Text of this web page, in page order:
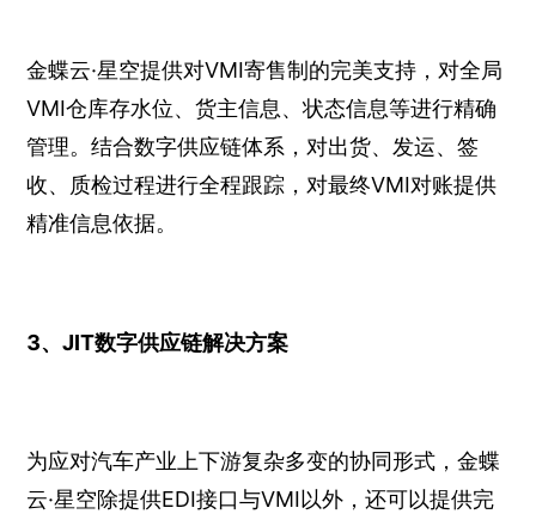
金蝶云·星空提供对VMI寄售制的完美支持，对全局
VMI仓库存水位、货主信息、状态信息等进行精确
管理。结合数字供应链体系，对出货、发运、签
收、质检过程进行全程跟踪，对最终VMI对账提供
精准信息依据。
3、JIT数字供应链解决方案
为应对汽车产业上下游复杂多变的协同形式，金蝶
云·星空除提供EDI接口与VMI以外，还可以提供完